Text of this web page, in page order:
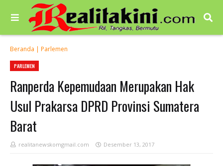
Beranda | Parlemen
PARLEMEN
Ranperda Kepemudaan Merupakan Hak
Usul Prakarsa DPRD Provinsi Sumatera
Barat
realitanewskomgmail.com Desember 13, 2017